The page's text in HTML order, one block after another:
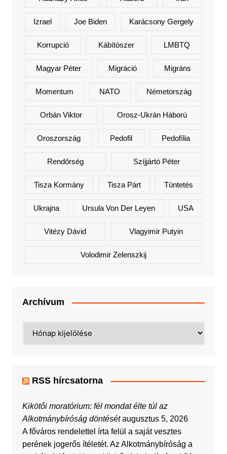
Izrael Joe Biden Karácsony Gergely
Korrupció Kábítószer LMBTQ
Magyar Péter Migráció Migráns
Momentum NATO Németország
Orbán Viktor Orosz-Ukrán Háború
Oroszország Pedofil Pedofília
Rendőrség Szíjjártó Péter
Tisza Kormány Tisza Párt Tüntetés
Ukrajna Ursula Von Der Leyen USA
Vitézy Dávid Vlagyimir Putyin
Volodimir Zelenszkij
Archívum
RSS hírcsatorna
Kikötői moratórium: fél mondat élte túl az
Alkotmánybíróság döntését augusztus 5, 2026
A főváros rendelettel írta felül a saját vesztes
perének jogerős ítéletét. Az Alkotmánybíróság a